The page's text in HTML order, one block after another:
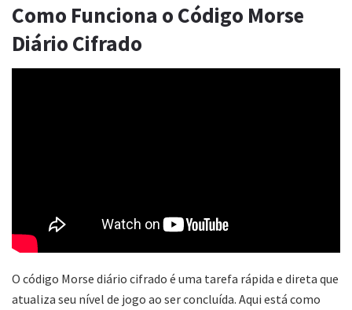
Como Funciona o Código Morse
Diário Cifrado
O código Morse diário cifrado é uma tarefa rápida e direta que
atualiza seu nível de jogo ao ser concluída. Aqui está como